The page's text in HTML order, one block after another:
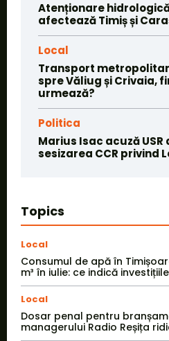
Atenționare
afectează Timiș și
Local
Transport
spre Văliug și Crivaia,
urmează?
Politica
Marius Isac acuză
sesizarea CCR privind
Topics
Local
Consumul de apă în
m³ în iulie: ce indică
Local
Dosar penal pentru
managerului Radio Reșița